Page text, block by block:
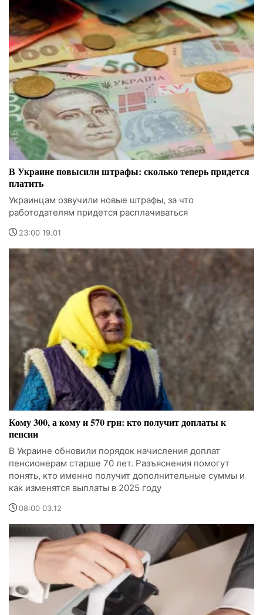
В Украине повысили штрафы: сколько теперь придется
платить
Украинцам озвучили новые штрафы, за что
работодателям придется расплачиваться
23:00 19.01
Кому 300, а кому и 570 грн: кто получит доплаты к
пенсии
В Украине обновили порядок начисления доплат
пенсионерам старше 70 лет. Разъяснения помогут
понять, кто именно получит дополнительные суммы и
как изменятся выплаты в 2025 году
08:00 03.12